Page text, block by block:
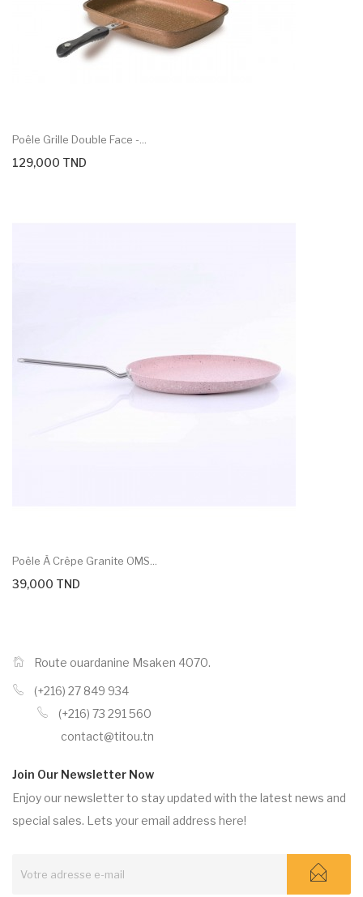
Poêle Grille Double Face -...
129,000 TND
Poêle À Crêpe Granite OMS...
39,000 TND
Route ouardanine Msaken 4070.
(+216) 27 849 934
(+216) 73 291 560
contact@titou.tn
Join Our Newsletter Now
Enjoy our newsletter to stay updated with the latest news and
special sales. Lets your email address here!